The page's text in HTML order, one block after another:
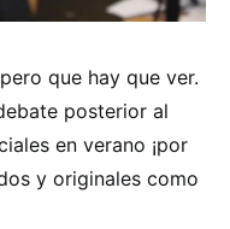
que hay que ver.
posterior al
en verano ¡por
y originales como